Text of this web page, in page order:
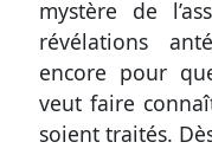
mystère de
révélations
encore pour
veut faire
soient traités.